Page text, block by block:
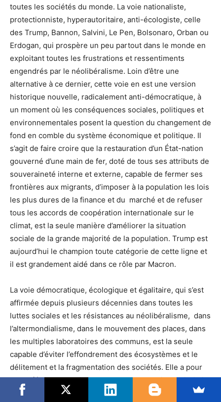
toutes les sociétés du monde. La voie nationaliste,
protectionniste, hyperautoritaire, anti-écologiste, celle
des Trump, Bannon, Salvini, Le Pen, Bolsonaro, Orban ou
Erdogan, qui prospère un peu partout dans le monde en
exploitant toutes les frustrations et ressentiments
engendrés par le néolibéralisme. Loin d’être une
alternative à ce dernier, cette voie en est une version
historique nouvelle, radicalement anti-démocratique, à
un moment où les conséquences sociales, politiques et
environnementales posent la question du changement de
fond en comble du système économique et politique. Il
s’agit de faire croire que la restauration d’un État-nation
gouverné d’une main de fer, doté de tous ses attributs de
souveraineté interne et externe, capable de fermer ses
frontières aux migrants, d’imposer à la population les lois
les plus dures de la finance et du marché et de refuser
tous les accords de coopération internationale sur le
climat, est la seule manière d’améliorer la situation
sociale de la grande majorité de la population. Trump est
aujourd’hui le champion toute catégorie de cette ligne et
il est grandement aidé dans ce rôle par Macron.
La voie démocratique, écologique et égalitaire, qui s’est
affirmée depuis plusieurs décennies dans toutes les
luttes sociales et les résistances au néolibéralisme, dans
l’altermondialisme, dans le mouvement des places, dans
les multiples laboratoires des communs, est la seule
capable d’éviter l’effondrement des écosystèmes et le
délitement et la fragmentation des sociétés. Elle a pour
seul défaut de n’avoir pas encore d’expression majoritaire
et de forme politique nouvelle. C’est qu’elle a d’abord